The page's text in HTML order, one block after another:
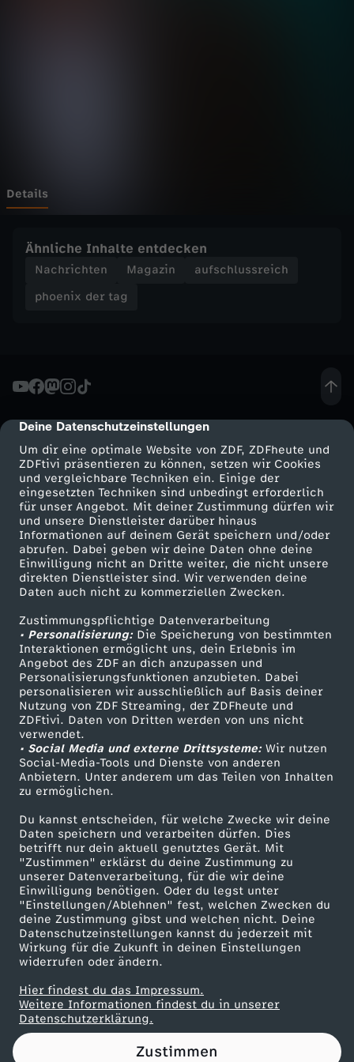
cmp-dialog-description
Deine Datenschutzeinstellungen
Um dir eine optimale Website von ZDF, ZDFheute und
ZDFtivi präsentieren zu können, setzen wir Cookies
und vergleichbare Techniken ein. Einige der
eingesetzten Techniken sind unbedingt erforderlich
für unser Angebot. Mit deiner Zustimmung dürfen wir
und unsere Dienstleister darüber hinaus
Informationen auf deinem Gerät speichern und/oder
abrufen. Dabei geben wir deine Daten ohne deine
Einwilligung nicht an Dritte weiter, die nicht unsere
direkten Dienstleister sind. Wir verwenden deine
Daten auch nicht zu kommerziellen Zwecken.
Zustimmungspflichtige Datenverarbeitung
• Personalisierung:Die Speicherung von bestimmten
Interaktionen ermöglicht uns, dein Erlebnis im
Angebot des ZDF an dich anzupassen und
Personalisierungsfunktionen anzubieten. Dabei
personalisieren wir ausschließlich auf Basis deiner
Nutzung von ZDF Streaming, der ZDFheute und
ZDFtivi. Daten von Dritten werden von uns nicht
verwendet.
• Social Media und externe Drittsysteme:Wir nutzen
Social-Media-Tools und Dienste von anderen
Anbietern. Unter anderem um das Teilen von Inhalten
zu ermöglichen.
Du kannst entscheiden, für welche Zwecke wir deine
Daten speichern und verarbeiten dürfen. Dies
betrifft nur dein aktuell genutztes Gerät. Mit
"Zustimmen" erklärst du deine Zustimmung zu
unserer Datenverarbeitung, für die wir deine
Einwilligung benötigen. Oder du legst unter
"Einstellungen/Ablehnen" fest, welchen Zwecken du
deine Zustimmung gibst und welchen nicht. Deine
Datenschutzeinstellungen kannst du jederzeit mit
Wirkung für die Zukunft in deinen Einstellungen
widerrufen oder ändern.
Hier findest du das Impressum.
Weitere Informationen findest du in unserer
Datenschutzerklärung.
Zustimmen
g
W
n
u
n
g
s
m
a
n
g
e
l
:
"
D
a
s
i
s
Details
Ähnliche Inhalte entdecken
Nachrichten Magazin
aufschlussreich
phoenix der tag
Mehr ZDF
ZDF-Apps
Smart TV
ZDFtext
Livestreams
Sendungen A-Z
TV-Programm
Service
ZDFmitreden
Kontakt zum ZDF
Tickets
Zuschauerservice
Hilfe
ZDF Unternehmen
Karriere
ZDF goes Schule
Werbefernsehen
Mainzelmännchen
Partner